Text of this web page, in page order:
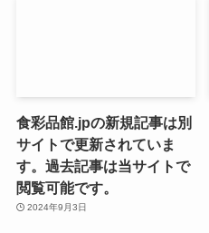
食彩品館.jpの新規記事は別
サイトで更新されていま
す。過去記事は当サイトで
閲覧可能です。
2024年9月3日